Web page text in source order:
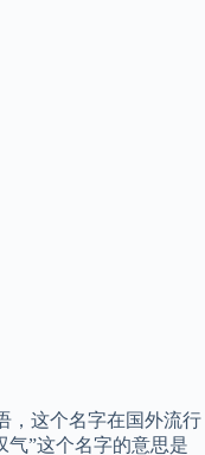
，这个名字在国外流行
气”这个名字的意思是